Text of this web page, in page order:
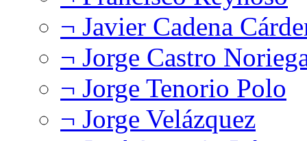
¬ Javier Cadena
¬ Jorge Castro
¬ Jorge Tenorio Polo
¬ Jorge Velázquez